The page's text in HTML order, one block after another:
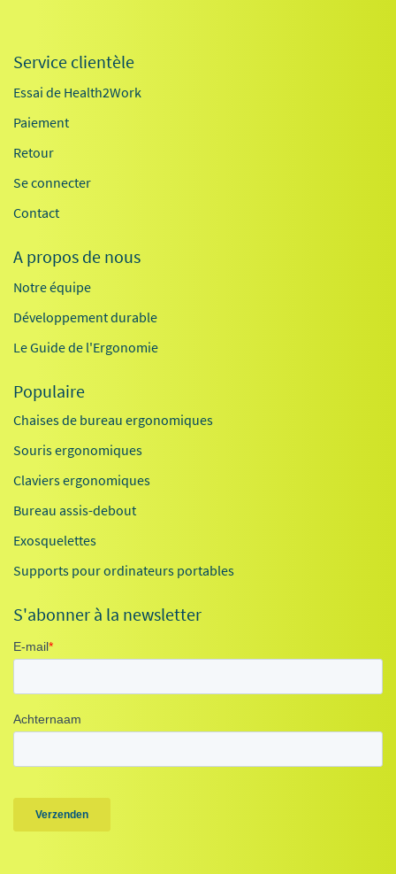
Service clientèle
Essai de Health2Work
Paiement
Retour
Se connecter
Contact
A propos de nous
Notre équipe
Développement durable
Le Guide de l'Ergonomie
Populaire
Chaises de bureau ergonomiques
Souris ergonomiques
Claviers ergonomiques
Bureau assis-debout
Exosquelettes
Supports pour ordinateurs portables
S'abonner à la newsletter